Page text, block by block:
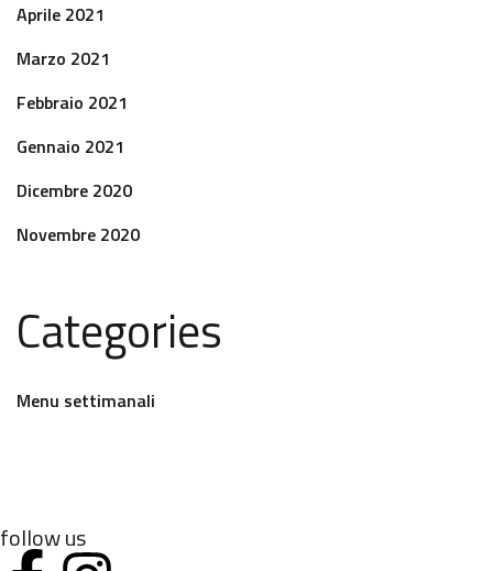
Aprile 2021
Marzo 2021
Febbraio 2021
Gennaio 2021
Dicembre 2020
Novembre 2020
Categories
Menu settimanali
follow us